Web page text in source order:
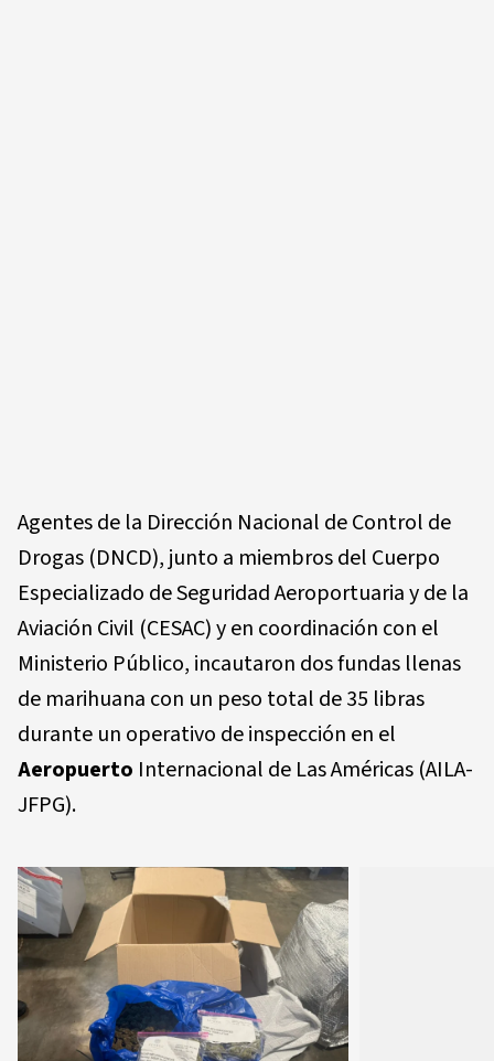
Agentes de la Dirección Nacional de Control de
Drogas (DNCD), junto a miembros del Cuerpo
Especializado de Seguridad Aeroportuaria y de la
Aviación Civil (CESAC) y en coordinación con el
Ministerio Público, incautaron dos fundas llenas
de marihuana con un peso total de 35 libras
durante un operativo de inspección en el
Aeropuerto Internacional de Las Américas (AILA-
JFPG).